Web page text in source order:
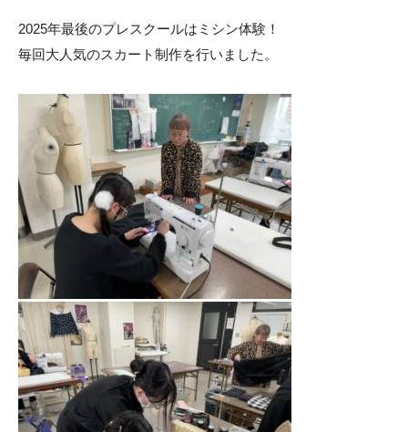
2025年最後のプレスクールはミシン体験！
毎回大人気のスカート制作を行いました。